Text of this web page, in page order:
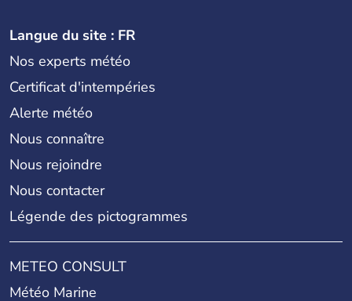
Langue du site : FR
Nos experts météo
Certificat d'intempéries
Alerte météo
Nous connaître
Nous rejoindre
Nous contacter
Légende des pictogrammes
METEO CONSULT
Météo Marine